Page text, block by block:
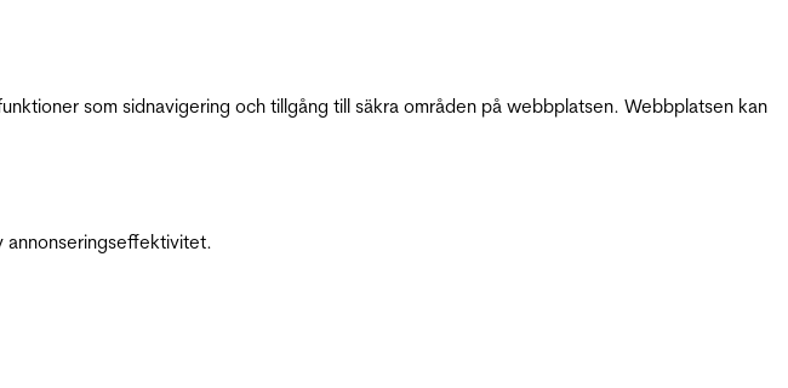
som sidnavigering och tillgång till säkra områden på webbplatsen. Webbplatsen kan
annonseringseffektivitet.